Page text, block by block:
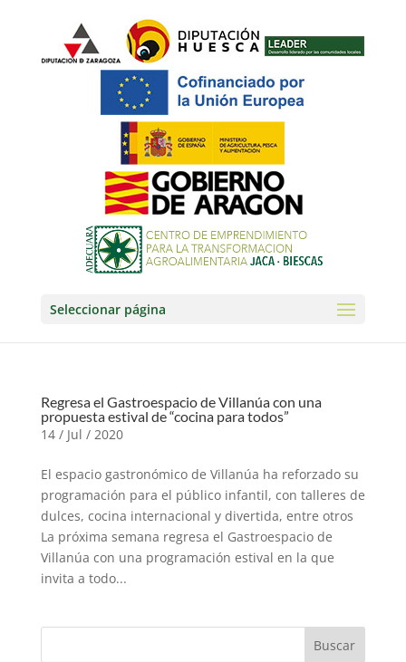
Seleccionar página
Regresa el Gastroespacio de Villanúa con una
propuesta estival de “cocina para todos”
14 / Jul / 2020
El espacio gastronómico de Villanúa ha reforzado su
programación para el público infantil, con talleres de
dulces, cocina internacional y divertida, entre otros
La próxima semana regresa el Gastroespacio de
Villanúa con una programación estival en la que
invita a todo...